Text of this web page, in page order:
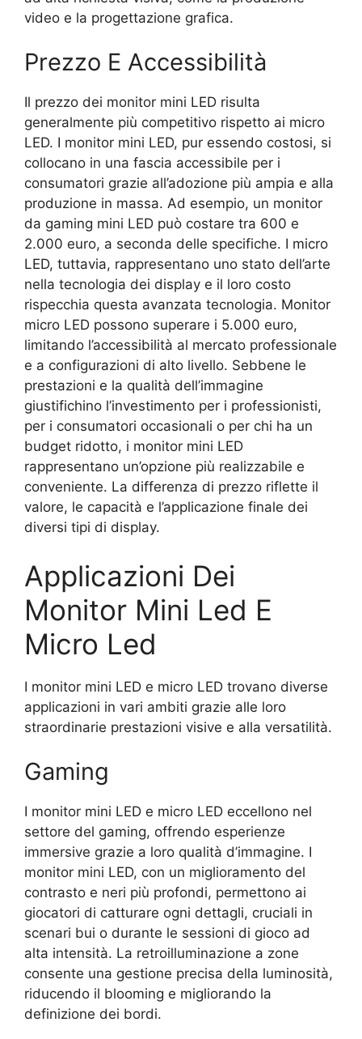
video e la progettazione grafica.
Prezzo E Accessibilità
Il prezzo dei monitor mini LED risulta
generalmente più competitivo rispetto ai micro
LED. I monitor mini LED, pur essendo costosi, si
collocano in una fascia accessibile per i
consumatori grazie all’adozione più ampia e alla
produzione in massa. Ad esempio, un monitor
da gaming mini LED può costare tra 600 e
2.000 euro, a seconda delle specifiche. I micro
LED, tuttavia, rappresentano uno stato dell’arte
nella tecnologia dei display e il loro costo
rispecchia questa avanzata tecnologia. Monitor
micro LED possono superare i 5.000 euro,
limitando l’accessibilità al mercato professionale
e a configurazioni di alto livello. Sebbene le
prestazioni e la qualità dell’immagine
giustifichino l’investimento per i professionisti,
per i consumatori occasionali o per chi ha un
budget ridotto, i monitor mini LED
rappresentano un’opzione più realizzabile e
conveniente. La differenza di prezzo riflette il
valore, le capacità e l’applicazione finale dei
diversi tipi di display.
Applicazioni Dei
Monitor Mini Led E
Micro Led
I monitor mini LED e micro LED trovano diverse
applicazioni in vari ambiti grazie alle loro
straordinarie prestazioni visive e alla versatilità.
Gaming
I monitor mini LED e micro LED eccellono nel
settore del gaming, offrendo esperienze
immersive grazie a loro qualità d’immagine. I
monitor mini LED, con un miglioramento del
contrasto e neri più profondi, permettono ai
giocatori di catturare ogni dettagli, cruciali in
scenari bui o durante le sessioni di gioco ad
alta intensità. La retroilluminazione a zone
consente una gestione precisa della luminosità,
riducendo il blooming e migliorando la
definizione dei bordi.